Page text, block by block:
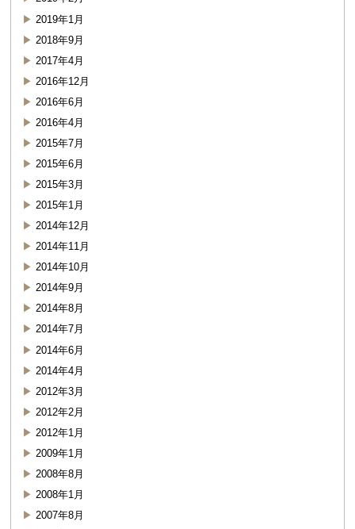
2019年1月
2018年9月
2017年4月
2016年12月
2016年6月
2016年4月
2015年7月
2015年6月
2015年3月
2015年1月
2014年12月
2014年11月
2014年10月
2014年9月
2014年8月
2014年7月
2014年6月
2014年4月
2012年3月
2012年2月
2012年1月
2009年1月
2008年8月
2008年1月
2007年8月